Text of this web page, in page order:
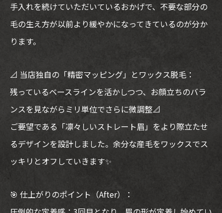
手入れを続けていただいているおかげで、不要な部分の
毛の生え方が以前より緩やかになってきているのが分か
ります。
📐 当店独自の「精密マッピング」とワックス脱毛：
残っているベースラインを活かしつつ、お顔立ちのバラ
ンスを見ながらミリ単位でさらに微調整📐
ご要望である「凛々しいストレート眉」をより際立たせ
るデザインを設計しました。余分な産毛をワックスでス
ッキリとオフしていきます✨
🎯 仕上がりのポイント（After）：